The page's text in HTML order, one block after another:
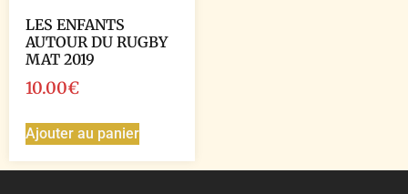
LES ENFANTS
AUTOUR DU RUGBY
MAT 2019
10.00€
Ajouter au panier